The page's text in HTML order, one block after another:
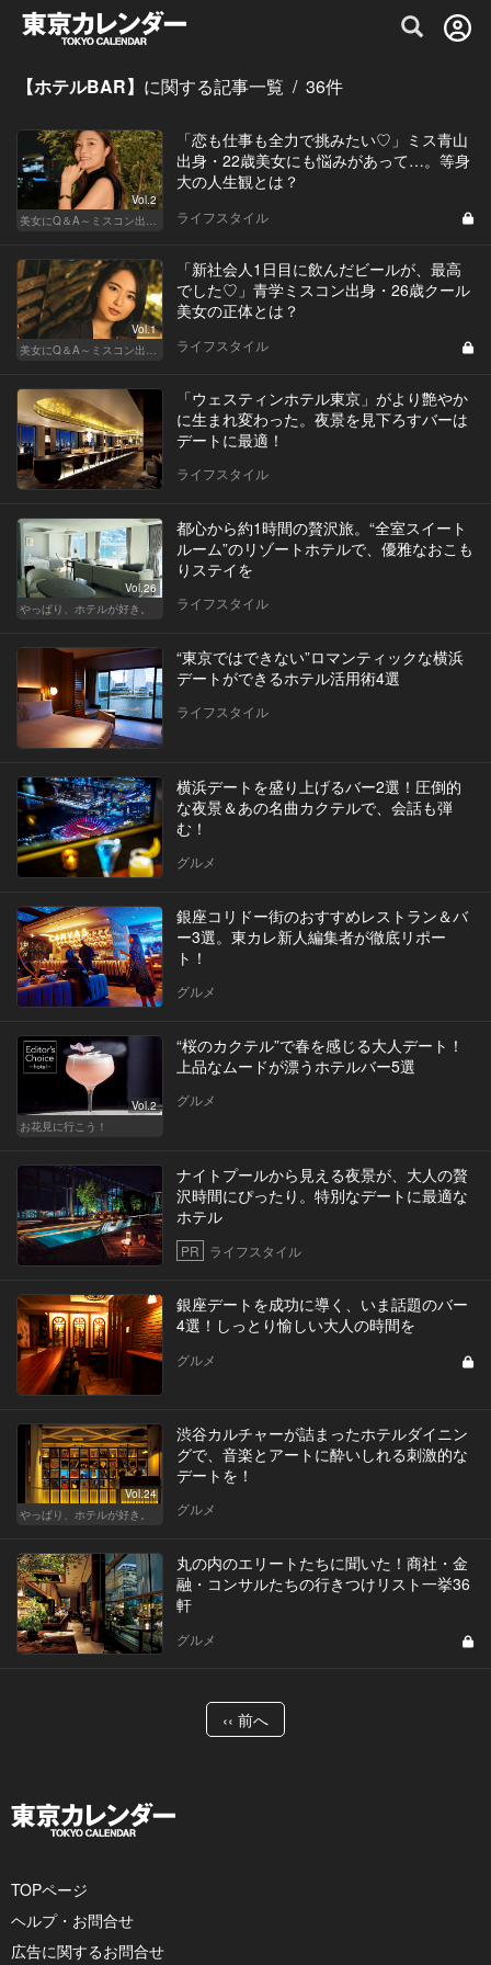
グルメ情報・プレミアムレストラン予約
【ホテルBAR】 に関する記事一覧 / 36件
Vol.2
美女にQ＆A～ミスコン出身者の幸福論～
「恋も仕事も全力で挑みたい♡」ミス青山
出身・22歳美女にも悩みがあって…。等身
大の人生観とは？
ライフスタイル
Vol.1
美女にQ＆A～ミスコン出身者の幸福論～
「新社会人1日目に飲んだビールが、最高
でした♡」青学ミスコン出身・26歳クール
美女の正体とは？
ライフスタイル
「ウェスティンホテル東京」がより艶やか
に生まれ変わった。夜景を見下ろすバーは
デートに最適！
ライフスタイル
Vol.26
やっぱり、ホテルが好き。
都心から約1時間の贅沢旅。“全室スイート
ルーム”のリゾートホテルで、優雅なおこも
りステイを
ライフスタイル
“東京ではできない”ロマンティックな横浜
デートができるホテル活用術4選
ライフスタイル
横浜デートを盛り上げるバー2選！圧倒的
な夜景＆あの名曲カクテルで、会話も弾
む！
グルメ
銀座コリドー街のおすすめレストラン＆バ
ー3選。東カレ新人編集者が徹底リポー
ト！
グルメ
Vol.2
お花見に行こう！
“桜のカクテル”で春を感じる大人デート！
上品なムードが漂うホテルバー5選
グルメ
ナイトプールから見える夜景が、大人の贅
沢時間にぴったり。特別なデートに最適な
ホテル
PR ライフスタイル
銀座デートを成功に導く、いま話題のバー
4選！しっとり愉しい大人の時間を
グルメ
Vol.24
やっぱり、ホテルが好き。
渋谷カルチャーが詰まったホテルダイニン
グで、音楽とアートに酔いしれる刺激的な
デートを！
グルメ
丸の内のエリートたちに聞いた！商社・金
融・コンサルたちの行きつけリスト一挙36
軒
グルメ
‹‹ 前へ
TOPページ
ヘルプ・お問合せ
広告に関するお問合せ